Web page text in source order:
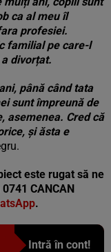
ca al meu îl
profesiei.
familial pe care-l
divorțat.
până când tata
sunt împreună de
asemenea. Cred că
și ăsta e
este rugat să ne
CANCAN
.
Intră în cont!